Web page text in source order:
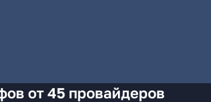
от 45 провайдеров